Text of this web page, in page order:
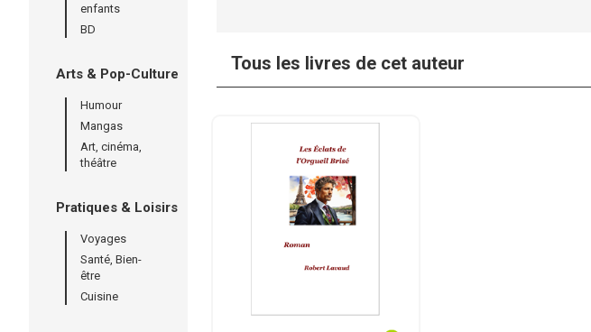
enfants
BD
Arts & Pop-Culture
Humour
Mangas
Art, cinéma,
théâtre
Pratiques & Loisirs
Voyages
Santé, Bien-
être
Cuisine
Tous les livres de cet auteur